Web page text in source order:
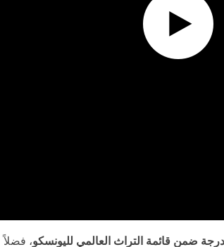
ضمن قائمة التراث العالمي لليونسكو،